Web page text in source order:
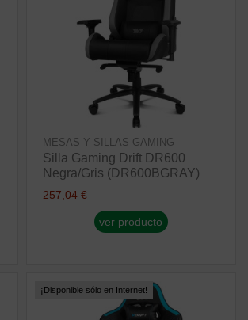
MESAS Y SILLAS GAMING
Silla Gaming Drift DR600
Negra/Gris (DR600BGRAY)
257,04 €
ver producto
¡Disponible sólo en Internet!